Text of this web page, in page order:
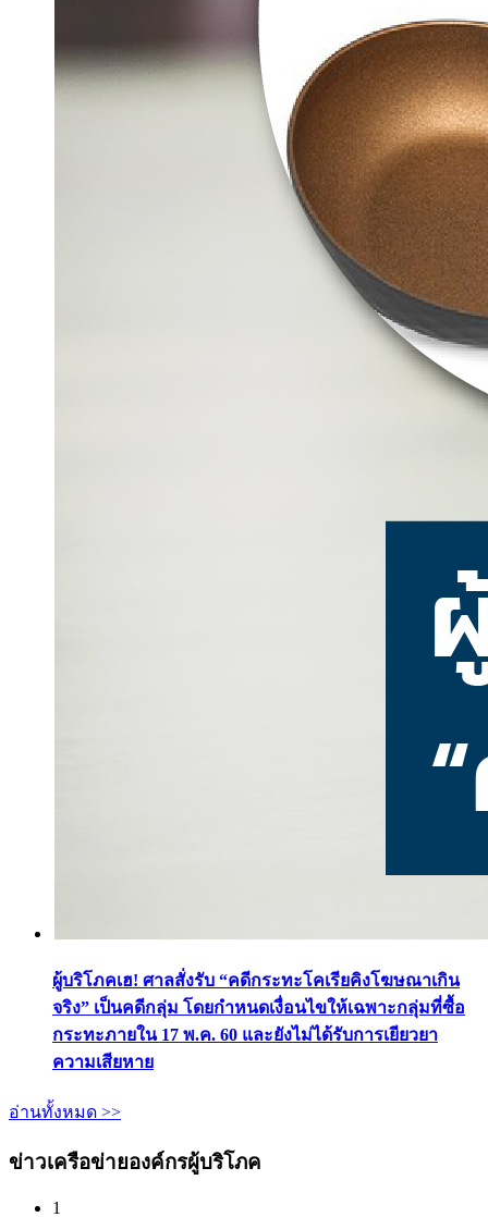
ผู้บริโภคเฮ! ศาลสั่งรับ “คดีกระทะโคเรียคิงโฆษณาเกิน
จริง” เป็นคดีกลุ่ม โดยกำหนดเงื่อนไขให้เฉพาะกลุ่มที่ซื้อ
กระทะภายใน 17 พ.ค. 60 และยังไม่ได้รับการเยียวยา
ความเสียหาย
อ่านทั้งหมด >>
ข่าวเครือข่ายองค์กรผู้บริโภค
1